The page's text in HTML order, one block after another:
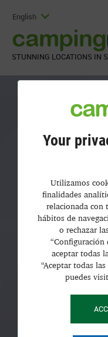
English
camping
STUNNING LOCATIONS IN
Your
Utilizamos
finalidades
relacionada con
hábitos de
o rechazar
“Configuración
aceptar todas
“Aceptar todas
puedes